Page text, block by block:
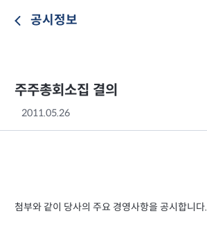
공시정보
주주총회소집 결의
2011.05.26
첨부와 같이 당사의 주요 경영사항을 공시합니다.